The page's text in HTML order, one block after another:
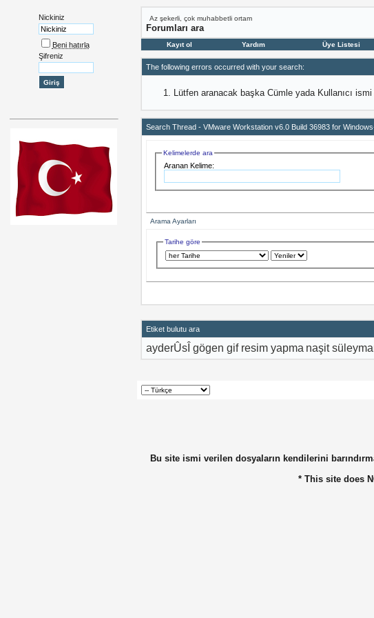
Nickiniz
Beni hatırla
Şifreniz
Az şekerli, çok muhabbetli ortam
Forumları ara
Kayıt ol Yardım Üye Listesi
The following errors occurred with your search:
Lütfen aranacak başka Cümle yada Kullanıcı
Search Thread - VMware Workstation v6.0 Build 36983 for
Kelimelerde ara
Aranan Kelime:
Arama Ayarları
Tarihe göre
Etiket bulutu ara
ayderÛsÎ gögen gif resim yapma naşit
Bu site ismi verilen dosyaların kendilerini
* This site does